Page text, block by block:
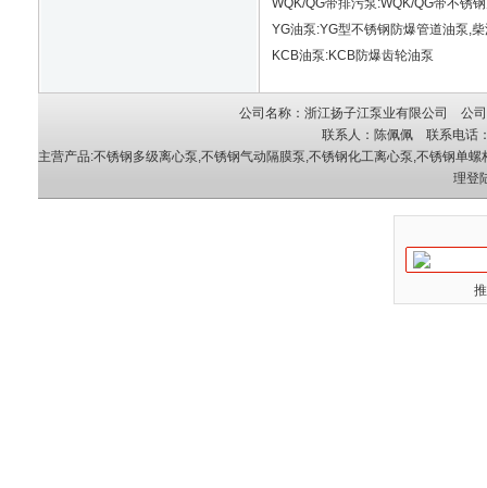
WQK/QG带排污泵:WQK/QG带不锈
YG油泵:YG型不锈钢防爆管道油泵,
KCB油泵:KCB防爆齿轮油泵
公司名称：浙江扬子江泵业有限公司 公
联系人：陈佩佩 联系电话
主营产品:不锈钢多级离心泵,不锈钢气动隔膜泵,不锈钢化工离心泵,不锈钢单螺
理登